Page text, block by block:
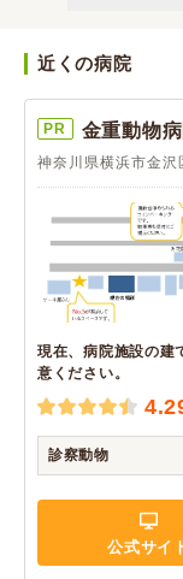
近くの病院
PR 金重動物
神奈川県横浜市金
現在、病院施設の建
意ください。
診察動物
公式サイ